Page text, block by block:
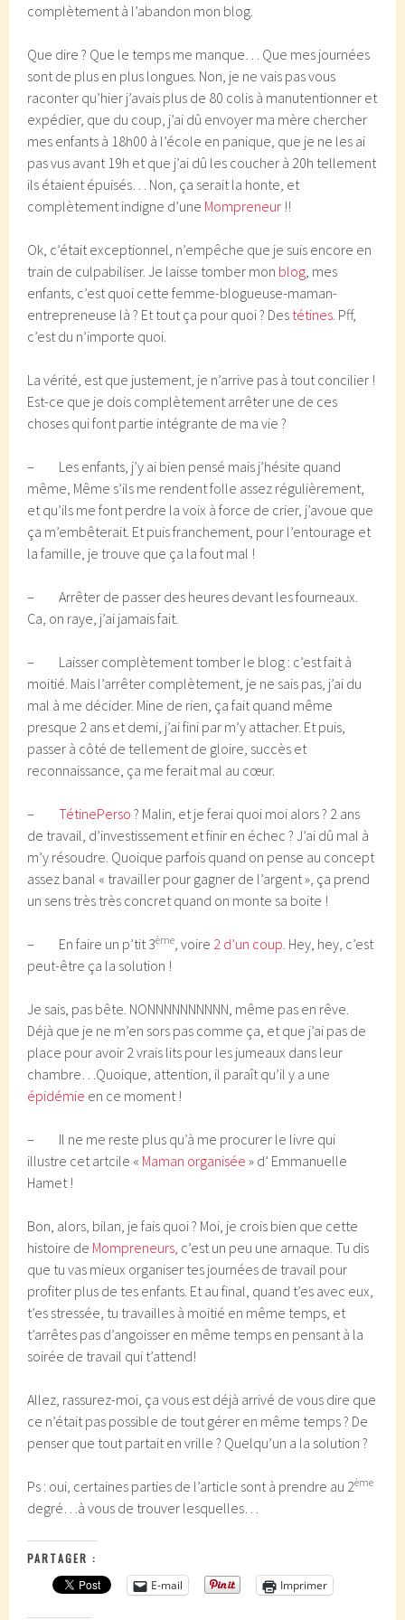
complètement à l’abandon mon blog.
Que dire ? Que le temps me manque… Que mes journées
sont de plus en plus longues. Non, je ne vais pas vous
raconter qu’hier j’avais plus de 80 colis à manutentionner et
expédier, que du coup, j’ai dû envoyer ma mère chercher
mes enfants à 18h00 à l’école en panique, que je ne les ai
pas vus avant 19h et que j’ai dû les coucher à 20h tellement
ils étaient épuisés… Non, ça serait la honte, et
complètement indigne d’une Mompreneur !!
Ok, c’était exceptionnel, n’empêche que je suis encore en
train de culpabiliser. Je laisse tomber mon blog, mes
enfants, c’est quoi cette femme-blogueuse-maman-
entrepreneuse là ? Et tout ça pour quoi ? Des tétines. Pff,
c’est du n’importe quoi.
La vérité, est que justement, je n’arrive pas à tout concilier !
Est-ce que je dois complètement arrêter une de ces
choses qui font partie intégrante de ma vie ?
– Les enfants, j’y ai bien pensé mais j’hésite quand
même, Même s’ils me rendent folle assez régulièrement,
et qu’ils me font perdre la voix à force de crier, j’avoue que
ça m’embêterait. Et puis franchement, pour l’entourage et
la famille, je trouve que ça la fout mal !
– Arrêter de passer des heures devant les fourneaux.
Ca, on raye, j’ai jamais fait.
– Laisser complètement tomber le blog : c’est fait à
moitié. Mais l’arrêter complètement, je ne sais pas, j’ai du
mal à me décider. Mine de rien, ça fait quand même
presque 2 ans et demi, j’ai fini par m’y attacher. Et puis,
passer à côté de tellement de gloire, succès et
reconnaissance, ça me ferait mal au cœur.
–TétinePerso ? Malin, et je ferai quoi moi alors ? 2 ans
de travail, d’investissement et finir en échec ? J’ai dû mal à
m’y résoudre. Quoique parfois quand on pense au concept
assez banal « travailler pour gagner de l’argent », ça prend
un sens très très concret quand on monte sa boite !
– En faire un p’tit 3ème, voire 2 d’un coup. Hey, hey, c’est
peut-être ça la solution !
Je sais, pas bête. NONNNNNNNNNN, même pas en rêve.
Déjà que je ne m’en sors pas comme ça, et que j’ai pas de
place pour avoir 2 vrais lits pour les jumeaux dans leur
chambre…Quoique, attention, il paraît qu’il y a une
épidémie en ce moment !
– Il ne me reste plus qu’à me procurer le livre qui
illustre cet artcile « Maman organisée » d’ Emmanuelle
Hamet !
Bon, alors, bilan, je fais quoi ? Moi, je crois bien que cette
histoire de Mompreneurs, c’est un peu une arnaque. Tu dis
que tu vas mieux organiser tes journées de travail pour
profiter plus de tes enfants. Et au final, quand t’es avec eux,
t’es stressée, tu travailles à moitié en même temps, et
t’arrêtes pas d’angoisser en même temps en pensant à la
soirée de travail qui t’attend!
Allez, rassurez-moi, ça vous est déjà arrivé de vous dire que
ce n’était pas possible de tout gérer en même temps ? De
penser que tout partait en vrille ? Quelqu’un a la solution ?
Ps : oui, certaines parties de l’article sont à prendre au 2ème
degré…à vous de trouver lesquelles…
PARTAGER :
E-mail
Imprimer